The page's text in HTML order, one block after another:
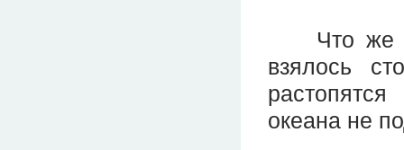
Что же
взялось
океана не